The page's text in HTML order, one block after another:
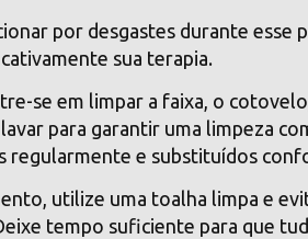
por desgastes durante esse
sua terapia.
se em limpar a faixa, o
para garantir uma limpeza
regularmente e substituídos
utilize uma toalha limpa e
tempo suficiente para que